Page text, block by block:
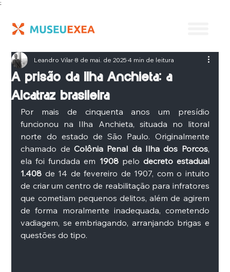
;
A prisão da Ilha Anchieta: a
Alcatraz brasileira
Leandro Vilar8 de mai. de 20254 min de leitura
Por mais de cinquenta anos um presídio
funcionou na Ilha Anchieta, situada no litoral
norte do estado de São Paulo. Originalmente
chamado de Colônia Penal da Ilha dos Porcos,
ela foi fundada em 1908 pelo decreto estadual
1.408 de 14 de fevereiro de 1907, com o intuito
de criar um centro de reabilitação para infratores
que cometiam pequenos delitos, além de agirem
de forma moralmente inadequada, cometendo
vadiagem, se embriagando, arranjando brigas e
questões do tipo.